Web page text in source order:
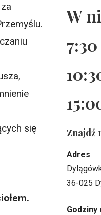
się
W
7:30
Znajdź
Adres
36-025